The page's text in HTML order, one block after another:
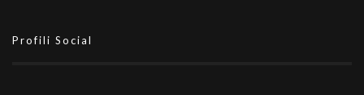
Profili Social